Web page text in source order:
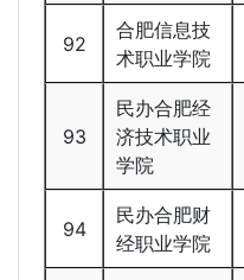
92
合肥信息技
术职业学院
93
民办合肥经
济技术职业
学院
94
民办合肥财
经职业学院